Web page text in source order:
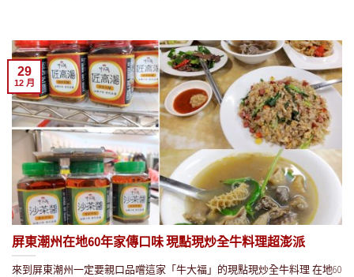
屏東潮州在地60年家傳口味 現點現炒全牛料理超澎派
來到屏東潮州一定要親口品嚐這家「牛大福」的現點現炒全牛料理 在地60
29
12 月